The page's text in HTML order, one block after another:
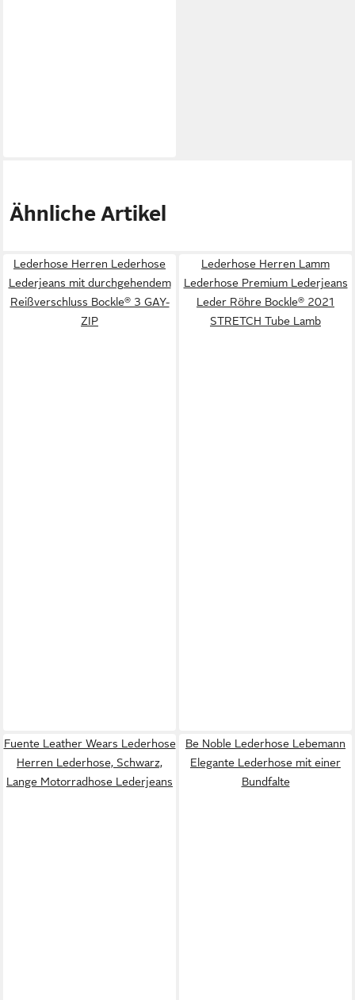
Ähnliche Artikel
Lederhose Herren Lederhose
Lederjeans mit durchgehendem
Reißverschluss Bockle® 3 GAY-
ZIP
Lederhose Herren Lamm
Lederhose Premium Lederjeans
Leder Röhre Bockle® 2021
STRETCH Tube Lamb
Fuente Leather Wears Lederhose
Herren Lederhose, Schwarz,
Lange Motorradhose Lederjeans
Be Noble Lederhose Lebemann
Elegante Lederhose mit einer
Bundfalte